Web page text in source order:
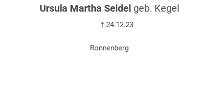
Ursula Martha Seidel geb. Kegel
† 24.12.23
Ronnenberg